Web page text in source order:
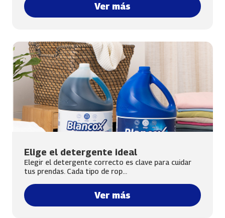
Ver más
Elige el detergente ideal
Elegir el detergente correcto es clave para cuidar
tus prendas. Cada tipo de rop...
Ver más